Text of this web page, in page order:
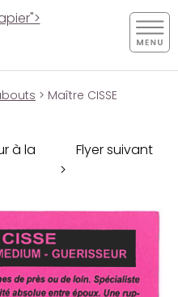
> Maître CISSE
à la
Flyer suivant
>